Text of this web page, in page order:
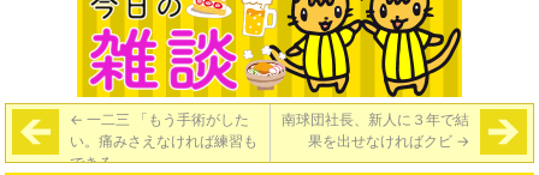
← 一二三 「もう手術がした
い。痛みさえなければ練習も
できる」
南球団社長、新人に３年で結
果を出せなければクビ →